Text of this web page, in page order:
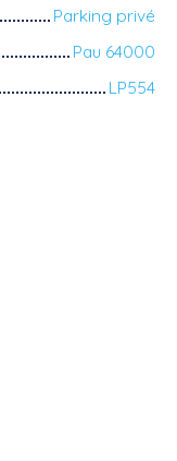
Parking privé
Pau 64000
LP554